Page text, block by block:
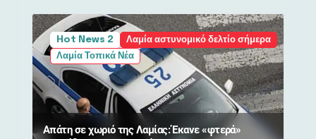
Hot News 2
Λαμία αστυνομικό δελτίο σήμερα
Λαμία Τοπικά Νέα
Απάτη σε χωριό της Λαμίας: Έκανε «φτερά»